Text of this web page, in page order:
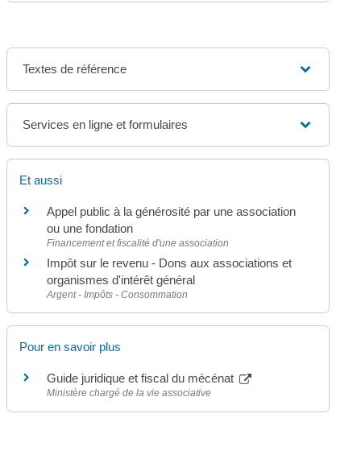
Textes de référence
Services en ligne et formulaires
Et aussi
Appel public à la générosité par une association
ou une fondation
Financement et fiscalité d'une association
Impôt sur le revenu - Dons aux associations et
organismes d'intérêt général
Argent - Impôts - Consommation
Pour en savoir plus
Guide juridique et fiscal du mécénat
Ministère chargé de la vie associative